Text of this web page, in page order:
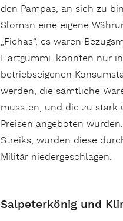
den Pampas, an sich zu
Sloman eine eigene
„Fichas“, es waren
Hartgummi, konnten nur
betriebseigenen
werden, die sämtliche
mussten, und die zu stark
Preisen angeboten
Streiks, wurden diese
Militär niedergeschlagen.
Salpeterkönig und